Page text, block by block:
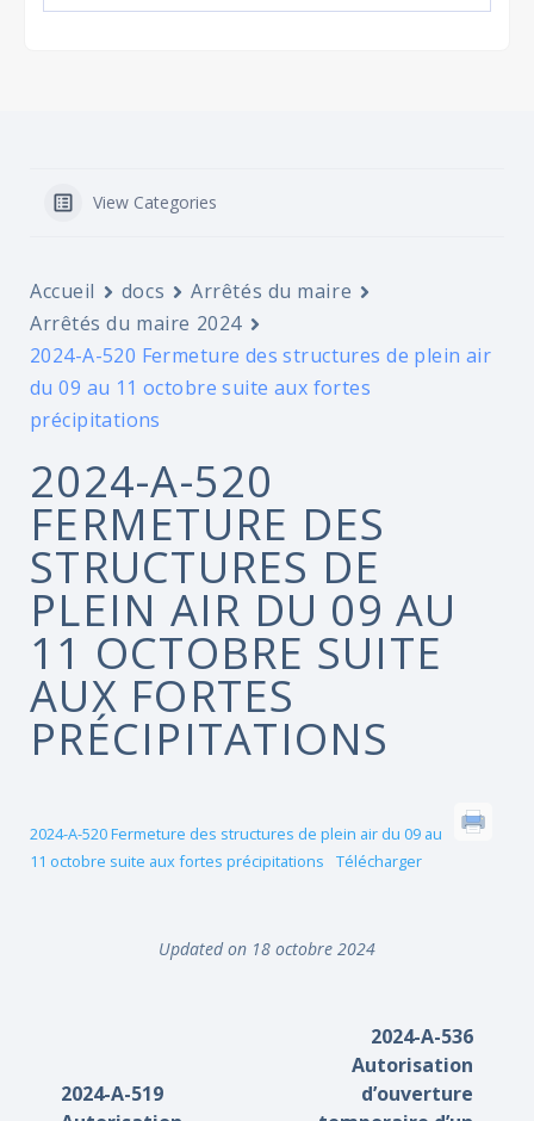
View Categories
Accueil docs
Arrêtés du maire
Arrêtés du maire 2024
2024-A-520 Fermeture des structures de plein air
du 09 au 11 octobre suite aux fortes
précipitations
2024-A-520
FERMETURE DES
STRUCTURES DE
PLEIN AIR DU 09 AU
11 OCTOBRE SUITE
AUX FORTES
PRÉCIPITATIONS
2024-A-520 Fermeture des structures de plein air du 09 au
11 octobre suite aux fortes précipitations
Télécharger
Updated on 18 octobre 2024
2024-A-519
2024-A-536
Autorisation
d’ouverture